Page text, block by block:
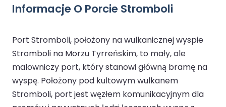
Informacje O Porcie Stromboli
Port Stromboli, położony na wulkanicznej wyspie
Stromboli na Morzu Tyrreńskim, to mały, ale
malowniczy port, który stanowi główną bramę na
wyspę. Położony pod kultowym wulkanem
Stromboli, port jest węzłem komunikacyjnym dla